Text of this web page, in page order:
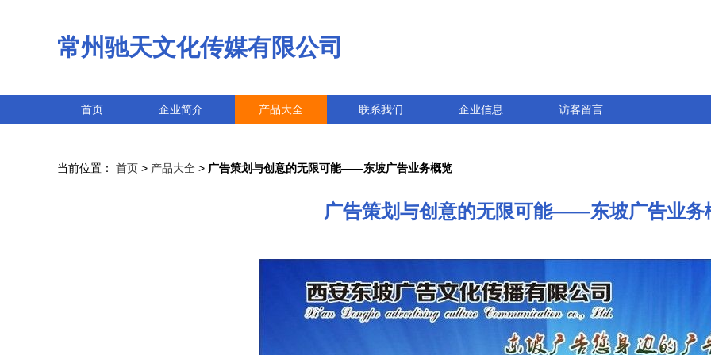
常州驰天文化传媒有限公司
首页 企业简介 产品大全 联系我们 企业信息 访客留言
当前位置： 首页 > 产品大全 > 广告策划与创意的无限可能——东坡广告业务概览
广告策划与创意的无限可能——东坡广告业务